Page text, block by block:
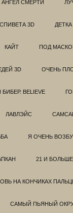
СМЕРТИ
3D ДЕТКА
КАЙТ ПОД
3D ОЧЕНЬ
BELIEVE
ЛАВЛЭЙС
Я ОЧЕНЬ
21 И БОЛЬШЕ
НА КОНЧИКАХ
САМЫЙ ПЬЯНЫЙ